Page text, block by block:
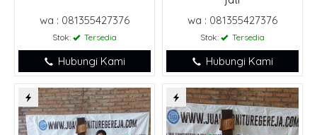
wa : 081355427376
Stok: Tersedia
Hubungi Kami
wa : 081355427376
Stok: Tersedia
Hubungi Kami